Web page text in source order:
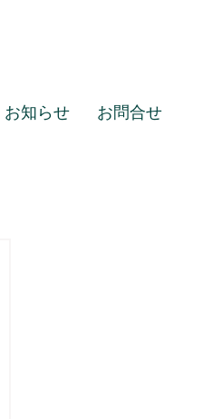
お知らせ お問合せ